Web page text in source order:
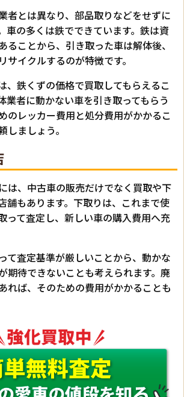
者とは異なり、部品取りなどをせずに
車の多くは鉄でできています。鉄は資
ることから、引き取った車は解体後、
サイクルするのが特徴です。
、鉄くずの価格で買取してもらえるこ
業者に動かない車を引き取ってもらう
のレッカー費用と処分費用がかかるこ
しましょう。
は、中古車の販売だけでなく買取や下
舗もあります。下取りは、これまで使
って査定し、新しい車の購入費用へ充
て査定基準が厳しいことから、動かな
期待できないことも考えられます。廃
れば、そのための費用がかかることも